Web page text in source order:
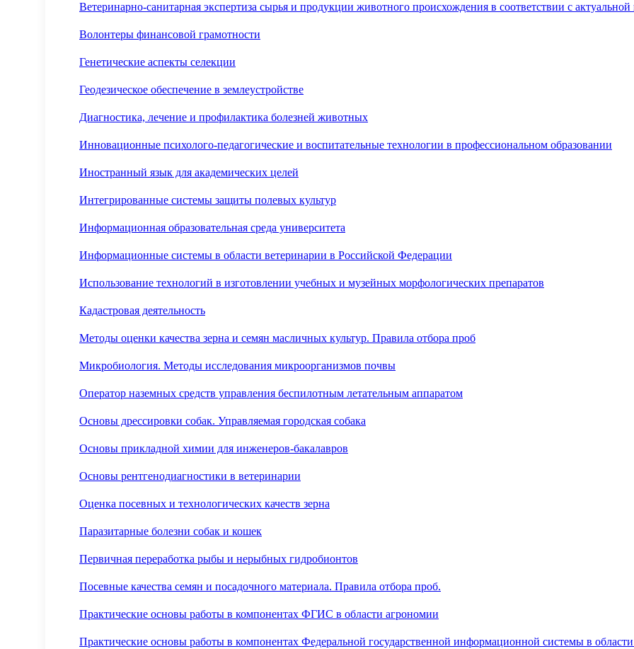
Ветеринарно-санитарная экспертиза сырья и продукции животного происхождения в соответствии с
Волонтеры финансовой грамотности
Генетические аспекты селекции
Геодезическое обеспечение в землеустройстве
Диагностика, лечение и профилактика болезней животных
Инновационные психолого-педагогические и воспитательные технологии в профессиональном образовании
Иностранный язык для академических целей
Интегрированные системы защиты полевых культур
Информационная образовательная среда университета
Информационные системы в области ветеринарии в Российской Федерации
Использование технологий в изготовлении учебных и музейных морфологических препаратов
Кадастровая деятельность
Методы оценки качества зерна и семян масличных культур. Правила отбора проб
Микробиология. Методы исследования микроорганизмов почвы
Оператор наземных средств управления беспилотным летательным аппаратом
Основы дрессировки собак. Управляемая городская собака
Основы прикладной химии для инженеров-бакалавров
Основы рентгенодиагностики в ветеринарии
Оценка посевных и технологических качеств зерна
Паразитарные болезни собак и кошек
Первичная переработка рыбы и нерыбных гидробионтов
Посевные качества семян и посадочного материала. Правила отбора проб.
Практические основы работы в компонентах ФГИС в области агрономии
Практические основы работы в компонентах Федеральной государственной информационной системы в